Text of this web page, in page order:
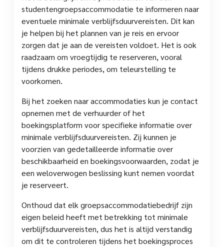
studentengroepsaccommodatie te informeren naar
eventuele minimale verblijfsduurvereisten. Dit kan
je helpen bij het plannen van je reis en ervoor
zorgen dat je aan de vereisten voldoet. Het is ook
raadzaam om vroegtijdig te reserveren, vooral
tijdens drukke periodes, om teleurstelling te
voorkomen.
Bij het zoeken naar accommodaties kun je contact
opnemen met de verhuurder of het
boekingsplatform voor specifieke informatie over
minimale verblijfsduurvereisten. Zij kunnen je
voorzien van gedetailleerde informatie over
beschikbaarheid en boekingsvoorwaarden, zodat je
een weloverwogen beslissing kunt nemen voordat
je reserveert.
Onthoud dat elk groepsaccommodatiebedrijf zijn
eigen beleid heeft met betrekking tot minimale
verblijfsduurvereisten, dus het is altijd verstandig
om dit te controleren tijdens het boekingsproces